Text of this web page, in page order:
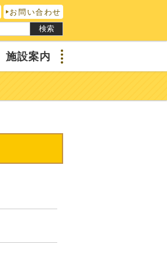
お問い合わせ
検索
施設案内